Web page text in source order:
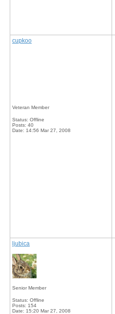
cupkoo
Veteran Member
Status: Offline
Posts: 40
Date: 14:56 Mar 27, 2008
ljubica
Senior Member
Status: Offline
Posts: 154
Date: 15:20 Mar 27, 2008